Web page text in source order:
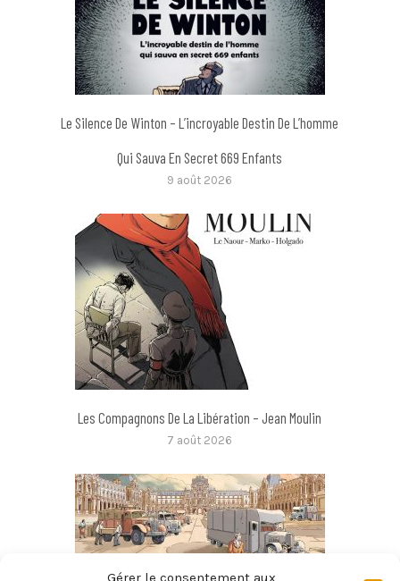
Gérer le consentement aux
Le Silence De Winton – L’incroyable Destin De L’homme
Qui Sauva En Secret 669 Enfants
9 août 2026
Les Compagnons De La Libération – Jean Moulin
7 août 2026